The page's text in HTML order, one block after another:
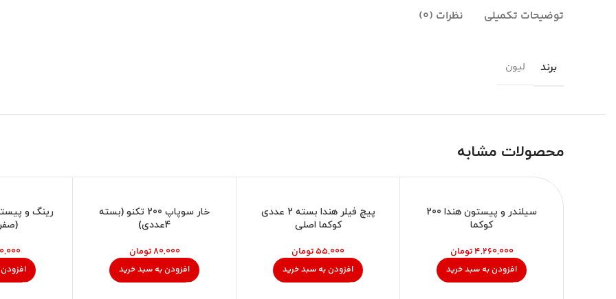
توضیحات تکمیلی نظرات (0)
برند لیون
محصولات مشابه
سیلندر و پیستون هندا 200
کوکما
تومان
افزودن به سبد خرید
پیچ فیلر هندا بسته 2 عددی
کوکما اصلی
تومان
افزودن به سبد خرید
خار سوپاپ 200 تکنو (بسته
4عددی)
تومان
افزودن به سبد خرید